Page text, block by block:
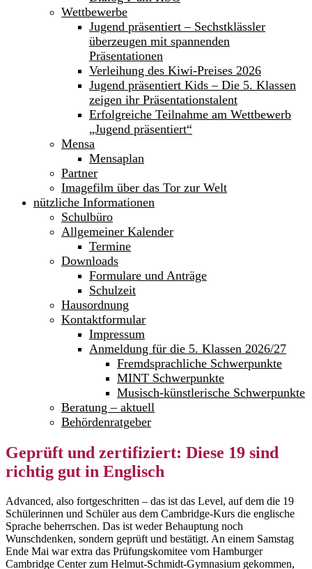
Wettbewerbe
Jugend präsentiert – Sechstklässler
überzeugen mit spannenden
Präsentationen
Verleihung des Kiwi-Preises 2026
Jugend präsentiert Kids – Die 5. Klassen
zeigen ihr Präsentationstalent
Erfolgreiche Teilnahme am Wettbewerb
„Jugend präsentiert“
Mensa
Mensaplan
Partner
Imagefilm über das Tor zur Welt
nützliche Informationen
Schulbüro
Allgemeiner Kalender
Termine
Downloads
Formulare und Anträge
Schulzeit
Hausordnung
Kontaktformular
Impressum
Anmeldung für die 5. Klassen 2026/27
Fremdsprachliche Schwerpunkte
MINT Schwerpunkte
Musisch-künstlerische Schwerpunkte
Beratung – aktuell
Behördenratgeber
Geprüft und zertifiziert: Diese 19 sind
richtig gut in Englisch
Advanced, also fortgeschritten – das ist das Level, auf dem die 19
Schülerinnen und Schüler aus dem Cambridge-Kurs die englische
Sprache beherrschen. Das ist weder Behauptung noch
Wunschdenken, sondern geprüft und bestätigt. An einem Samstag
Ende Mai war extra das Prüfungskomitee vom Hamburger
Cambridge Center zum Helmut-Schmidt-Gymnasium gekommen,